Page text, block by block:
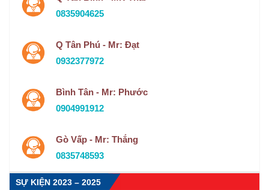
0835904625
Q Tân Phú - Mr: Đạt
0932377972
Bình Tân - Mr: Phước
0904991912
Gò Vấp - Mr: Thắng
0835748593
SỰ KIỆN 2023 – 2025